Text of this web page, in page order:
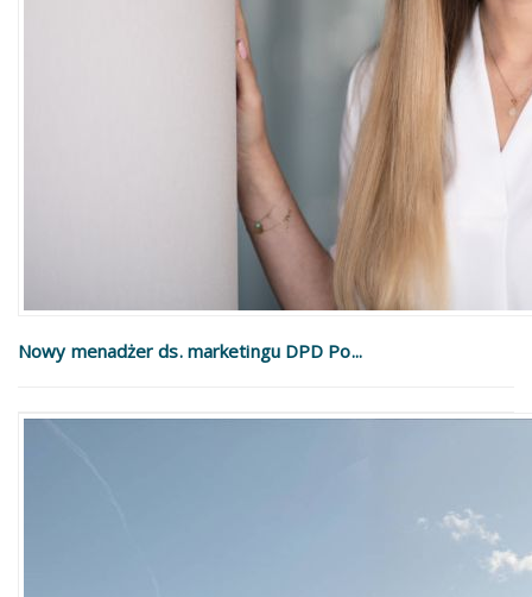
Nowy menadżer ds. marketingu DPD Po...